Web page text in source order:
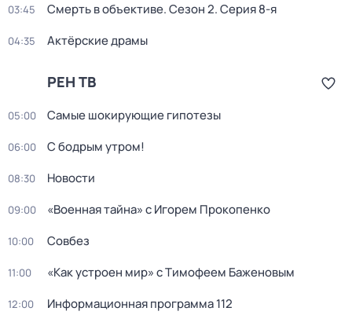
03:45 Смерть в объективе. Сезон 2. Серия 8-я
04:35 Актёрские драмы
РЕН ТВ
05:00 Самые шoкиpующие гипотезы
06:00 С бодрым утром!
08:30 Новости
09:00 «Военная тайна» с Игорем Прокопенко
10:00 Совбез
11:00 «Как устроен мир» с Тимофеем Баженовым
12:00 Информационная программа 112